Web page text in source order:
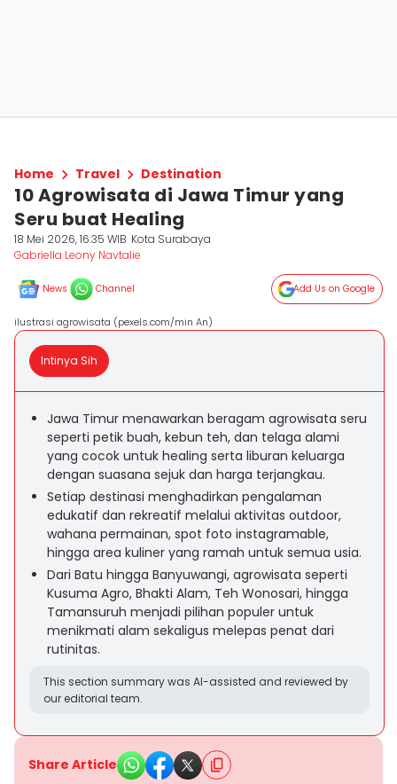
Home Travel Destination
10 Agrowisata di Jawa Timur yang
Seru buat Healing
18 Mei 2026, 16:35 WIB Kota Surabaya
Gabriella Leony Navtalie
News Channel Add Us on Google
ilustrasi agrowisata (pexels.com/min An)
Intinya Sih
Jawa Timur menawarkan beragam agrowisata seru
seperti petik buah, kebun teh, dan telaga alami
yang cocok untuk healing serta liburan keluarga
dengan suasana sejuk dan harga terjangkau.
Setiap destinasi menghadirkan pengalaman
edukatif dan rekreatif melalui aktivitas outdoor,
wahana permainan, spot foto instagramable,
hingga area kuliner yang ramah untuk semua usia.
Dari Batu hingga Banyuwangi, agrowisata seperti
Kusuma Agro, Bhakti Alam, Teh Wonosari, hingga
Tamansuruh menjadi pilihan populer untuk
menikmati alam sekaligus melepas penat dari
rutinitas.
This section summary was AI-assisted and reviewed by
our editorial team.
Share Article